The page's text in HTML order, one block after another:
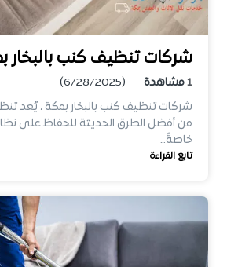
شركات تنظيف كنب بالبخار
1مشاهدة
(6/28/2025)
شركات تنظيف كنب بالبخار بمكة ، يُعد
من أفضل الطرق الحديثة للحفاظ على
خاصةً…
تابع القراءة